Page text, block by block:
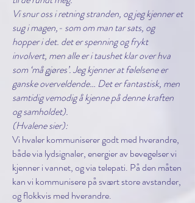
Vi snur oss i retning stranden, og jeg kjenner et
sug i magen,- som om man tar sats, og
hopper i det. det er spenning og frykt
involvert, men alle er i taushet klar over hva
som ‘må gjøres’. Jeg kjenner at følelsene er
ganske overveldende… Det er fantastisk, men
samtidig vemodig å kjenne på denne kraften
og samholdet).
(Hvalene sier):
Vi hvaler kommuniserer godt med hverandre,
både via lydsignaler, energier av bevegelser vi
kjenner i vannet, og via telepati. På den måten
kan vi kommunisere på svært store avstander,
og flokkvis med hverandre.